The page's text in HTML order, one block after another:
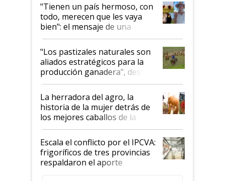
"Tienen un país hermoso, con
todo, merecen que les vaya
bien": el mensaje de una
ganadera uruguaya sobre las
oportunidades que se abren
para el agro en Argentina, con
foco en la carne
"Los pastizales naturales son
aliados estratégicos para la
producción ganadera", destaca
la iniciativa que ya reúne a 46
establecimientos en Argentina
La herradora del agro, la
historia de la mujer detrás de
los mejores caballos de la
Argentina y los mitos que
todavía hacen sufrir a estos
animales: "Mientras me
descalificaban, yo seguí
haciendo currículum"
Escala el conflicto por el IPCVA:
frigoríficos de tres provincias
respaldaron el aporte